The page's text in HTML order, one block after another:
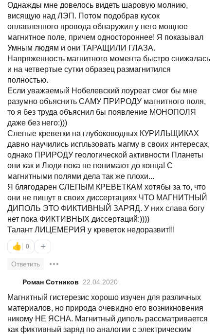
Однажды мне довелось видеть шаровую молнию,
висящую над ЛЭП. Потом подобрав кусок
оплавленного провода обнаружил у него мощное
магнитное поле, причем одностороннее! Я показывал
Умным людям и они ТАРАЩИЛИ ГЛАЗА.
Напряженность магнитного момента быстро снижалась
и на четвертые сутки образец размагнитился
полностью.
Если уважаемый Нобелевский лоуреат смог бы мне
разумно объяснить САМУ ПРИРОДУ магнитного поля,
то я без труда объяснил бы появление МОНОПОЛЯ
даже без него:)))
Слепые креветки на глубоководных КУРИЛЬЩИКАХ
давно научились испльзовать магму в своих интересах,
однако ПРИРОДУ геологической активности Планеты
они как и Люди пока не понимают до конца! С
магнитными полями дела так же плохи...
Я блягодарен СЛЕПЫМ КРЕВЕТКАМ хотябы за то, что
они не пишут в своих диссертациях ЧТО МАГНИТНЫЙ
ДИПОЛЬ ЭТО ФИКТИВНЫЙ ЗАРЯД. У них слава богу
нет пока ФИКТИВНЫХ диссертаций:))))
Талант ЛИЦЕМЕРИЯ у креветок недоразвит!!!
👍 0 +
Ответить
Роман Сотников 22.04.2020
Магнитный гистерезис хорошо изучен для различных
материалов, но природа очевидно его возникновения
никому НЕ ЯСНА. Магнитный диполь рассматривается
как фиктивный заряд по аналогии с электрическим